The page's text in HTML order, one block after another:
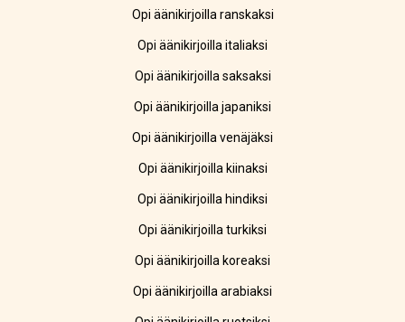
Opi äänikirjoilla ranskaksi
Opi äänikirjoilla italiaksi
Opi äänikirjoilla saksaksi
Opi äänikirjoilla japaniksi
Opi äänikirjoilla venäjäksi
Opi äänikirjoilla kiinaksi
Opi äänikirjoilla hindiksi
Opi äänikirjoilla turkiksi
Opi äänikirjoilla koreaksi
Opi äänikirjoilla arabiaksi